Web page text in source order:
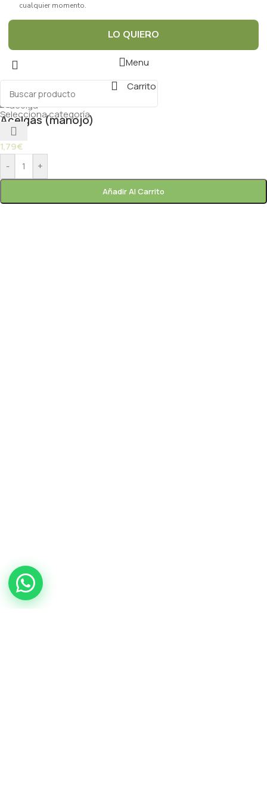
cualquier momento.
LO QUIERO
Selecciona categoría
Menu
Carrito
Acelgas (manojo)
1,79€
-
+
Añadir Al Carrito